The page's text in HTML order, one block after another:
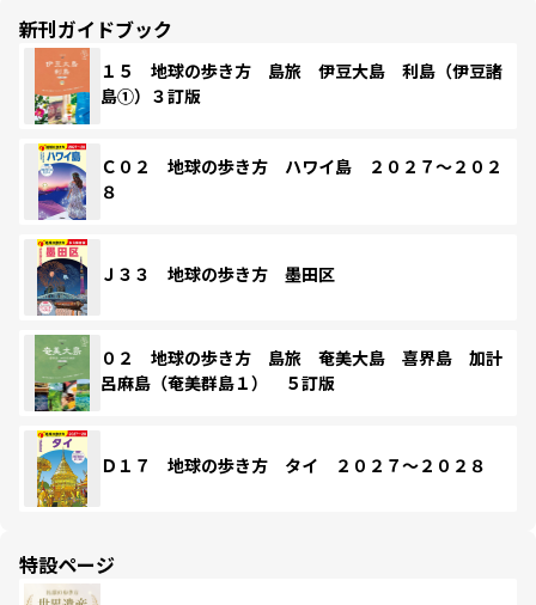
新刊ガイドブック
１５ 地球の歩き方 島旅 伊豆大島 利島（伊豆諸
島①）３訂版
Ｃ０２ 地球の歩き方 ハワイ島 ２０２７～２０２
８
Ｊ３３ 地球の歩き方 墨田区
０２ 地球の歩き方 島旅 奄美大島 喜界島 加計
呂麻島（奄美群島１） ５訂版
Ｄ１７ 地球の歩き方 タイ ２０２７～２０２８
特設ページ